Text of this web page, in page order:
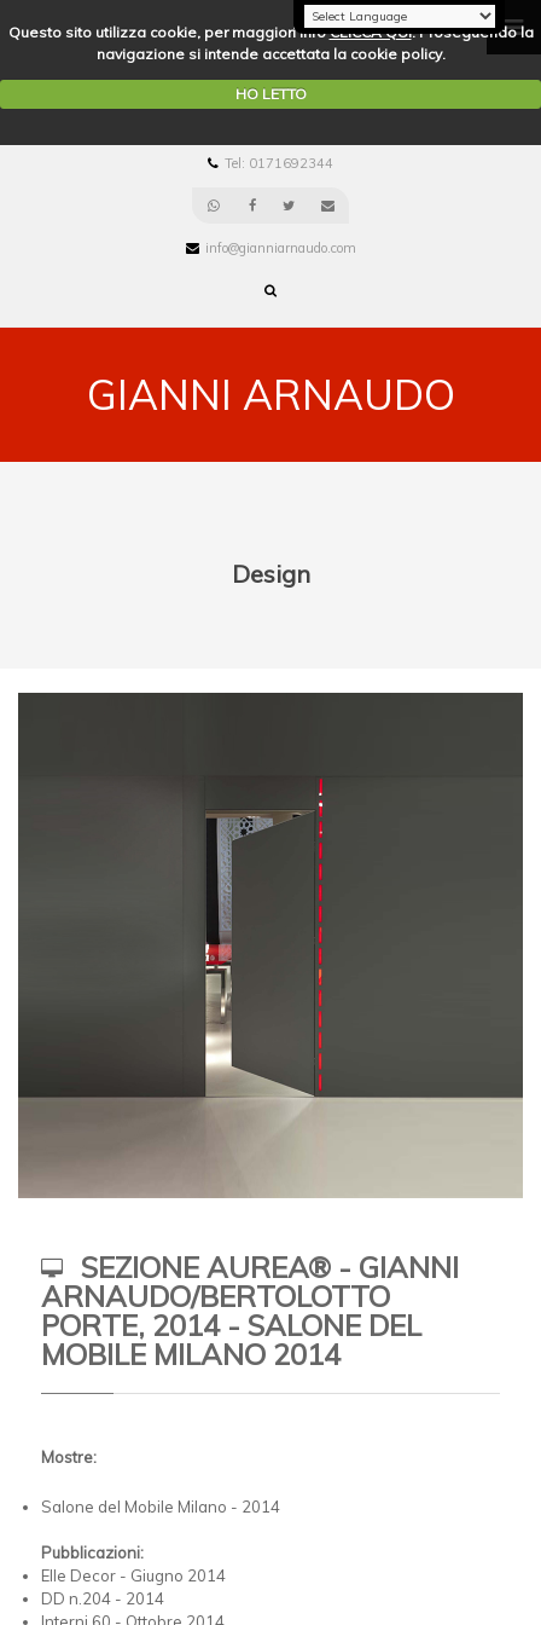
Questo sito utilizza cookie, per maggiori infoCLICCA QUI. Proseguendo la
navigazione si intende accettata la cookie policy.
HO LETTO
Tel: 0171692344
info@gianniarnaudo.com
GIANNI ARNAUDO
Design
SEZIONE AUREA® - GIANNI
ARNAUDO/BERTOLOTTO
PORTE, 2014 - SALONE DEL
MOBILE MILANO 2014
Mostre:
Salone del Mobile Milano - 2014
Pubblicazioni:
Elle Decor - Giugno 2014
DD n.204 - 2014